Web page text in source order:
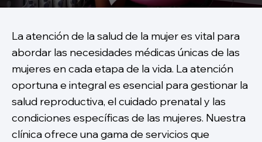
La atención de la salud de la mujer es vital para
abordar las necesidades médicas únicas de las
mujeres en cada etapa de la vida. La atención
oportuna e integral es esencial para gestionar la
salud reproductiva, el cuidado prenatal y las
condiciones específicas de las mujeres. Nuestra
clínica ofrece una gama de servicios que